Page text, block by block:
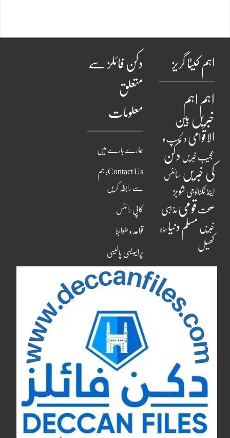
اہم کیٹا گریز
اہم اہم
خبریں بین
الاقوامی دلچسپ و
عجیب خبریں دکن
کی خبریں سائنس
اینڈ ٹکنالوجی شوبز
صحت قومی مذہبی
خبریں مسلم دنیا ویڈیو
کھیل
دکن فائلز سے
متعلق
معلومات
ہمارے بارے میں
Contact Us: ہم
سے رابطہ کریں
کاپی رائٹس
قواعد و ضوابط
پرائیویسی پالیسی